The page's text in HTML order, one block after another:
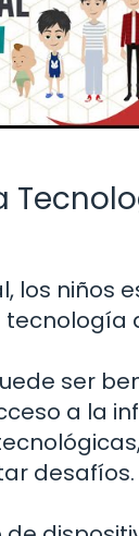
los niños
ser
a la
desafíos.